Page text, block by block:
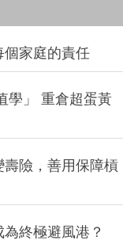
個家庭的責任
學」 重倉超蛋黃
險，善用保障槓
終極避風港？